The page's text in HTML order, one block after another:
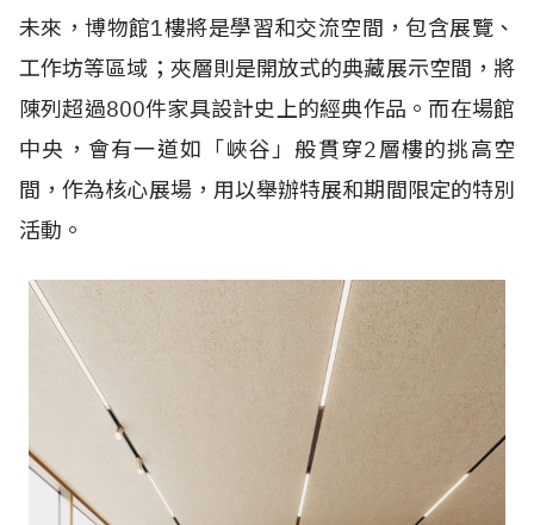
未來，博物館1樓將是學習和交流空間，包含展覽、
工作坊等區域；夾層則是開放式的典藏展示空間，將
陳列超過800件家具設計史上的經典作品。而在場館
中央，會有一道如「峽谷」般貫穿2層樓的挑高空
間，作為核心展場，用以舉辦特展和期間限定的特別
活動。